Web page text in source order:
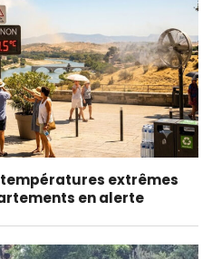
températures extrêmes
en alerte